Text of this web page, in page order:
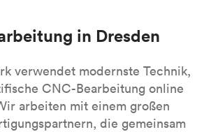
in Dresden
verwendet modernste Technik,
CNC-Bearbeitung online
arbeiten mit einem großen
die gemeinsam